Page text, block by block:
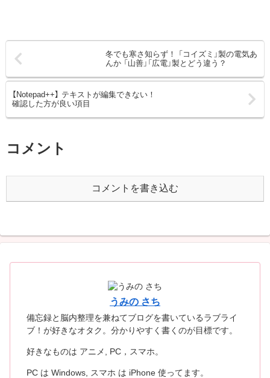
冬でも寒さ知らず！ 「コイズミ」製の電気あ
んか 「山善」「広電」製とどう違う？
【Notepad++】 テキストが編集できない！
確認した方が良い項目
コメント
コメントを書き込む
うみの さち
備忘録と脳内整理を兼ねてブログを書いているラブライ
ブ！が好きなオタク。分かりやすく書くのが目標です。
好きなものは アニメ, PC，スマホ。
PC は Windows, スマホ は iPhone 使ってます。